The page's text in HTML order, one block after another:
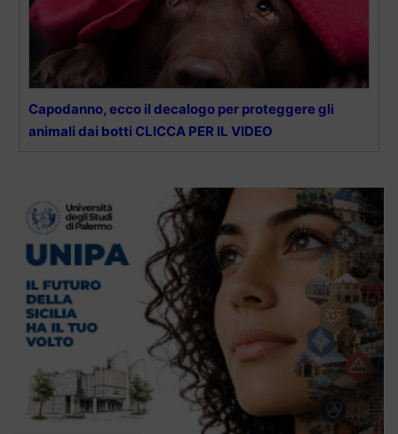
Capodanno, ecco il decalogo per proteggere gli
animali dai botti CLICCA PER IL VIDEO